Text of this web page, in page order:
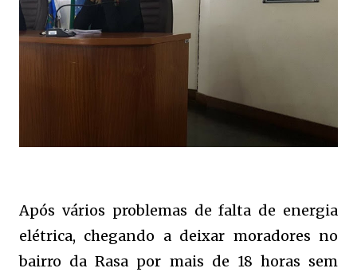
Após vários problemas de falta de energia
elétrica, chegando a deixar moradores no
bairro da Rasa por mais de 18 horas sem